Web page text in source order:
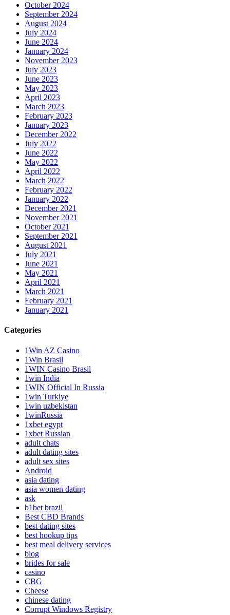
October 2024
September 2024
August 2024
July 2024
June 2024
January 2024
November 2023
July 2023
June 2023
May 2023
April 2023
March 2023
February 2023
January 2023
December 2022
July 2022
June 2022
May 2022
April 2022
March 2022
February 2022
January 2022
December 2021
November 2021
October 2021
September 2021
August 2021
July 2021
June 2021
May 2021
April 2021
March 2021
February 2021
January 2021
Categories
1Win AZ Casino
1Win Brasil
1WIN Casino Brasil
1win India
1WIN Official In Russia
1win Turkiye
1win uzbekistan
1winRussia
1xbet egypt
1xbet Russian
adult chats
adult dating sites
adult sex sites
Android
asia dating
asia women dating
ask
b1bet brazil
Best CBD Brands
best dating sites
best hookup tips
best meal delivery services
blog
brides for sale
casino
CBG
Cheese
chinese dating
Corrupt Windows Registry